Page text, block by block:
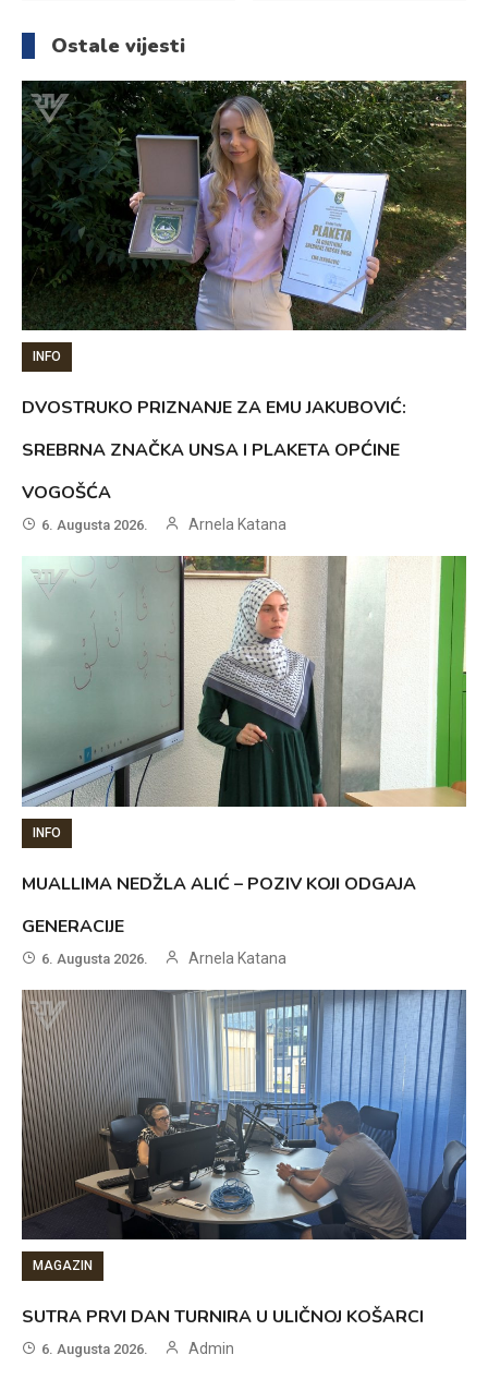
članaka
Ostale vijesti
INFO
DVOSTRUKO PRIZNANJE ZA EMU JAKUBOVIĆ:
SREBRNA ZNAČKA UNSA I PLAKETA OPĆINE
VOGOŠĆA
6. Augusta 2026. Arnela Katana
INFO
MUALLIMA NEDŽLA ALIĆ – POZIV KOJI ODGAJA
GENERACIJE
6. Augusta 2026. Arnela Katana
MAGAZIN
SUTRA PRVI DAN TURNIRA U ULIČNOJ KOŠARCI
6. Augusta 2026. Admin